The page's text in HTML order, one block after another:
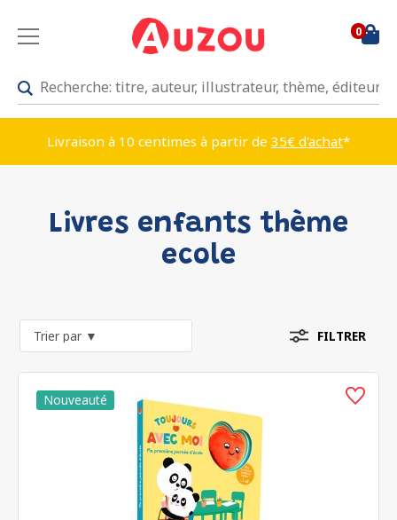
0
Livraison à 10 centimes à partir de 35€ d'achat*
Livres enfants thème
ecole
FILTRER